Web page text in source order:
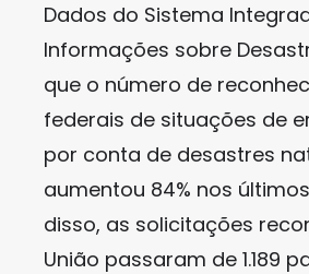
Dados do Sistema
Informações sobre
que o número de
federais de situações de
por conta de desastres
aumentou 84% nos
disso, as solicitações
União passaram de 1.189